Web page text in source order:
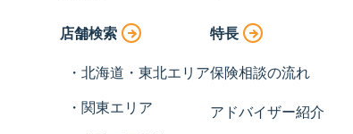
店舗検索
北海道・東北エリア
関東エリア
特長
保険相談の流れ
アドバイザー紹介